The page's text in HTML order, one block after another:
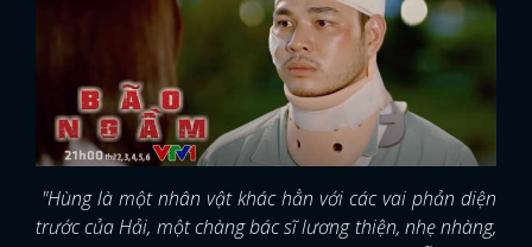
"Hùng là một nhân vật khác hẳn với các vai phản diện
trước của Hải, một chàng bác sĩ lương thiện, nhẹ nhàng,